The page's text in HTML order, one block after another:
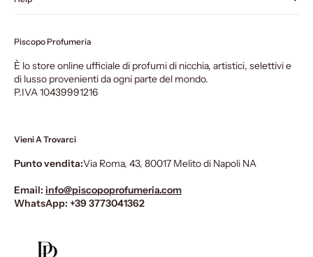
Piscopo Profumeria
È lo store online ufficiale di profumi di nicchia, artistici, selettivi e
di lusso provenienti da ogni parte del mondo.
P.IVA 10439991216
Vieni A Trovarci
Punto vendita:Via Roma, 43, 80017 Melito di Napoli NA
Email: info@piscopoprofumeria.com
WhatsApp: +39 3773041362